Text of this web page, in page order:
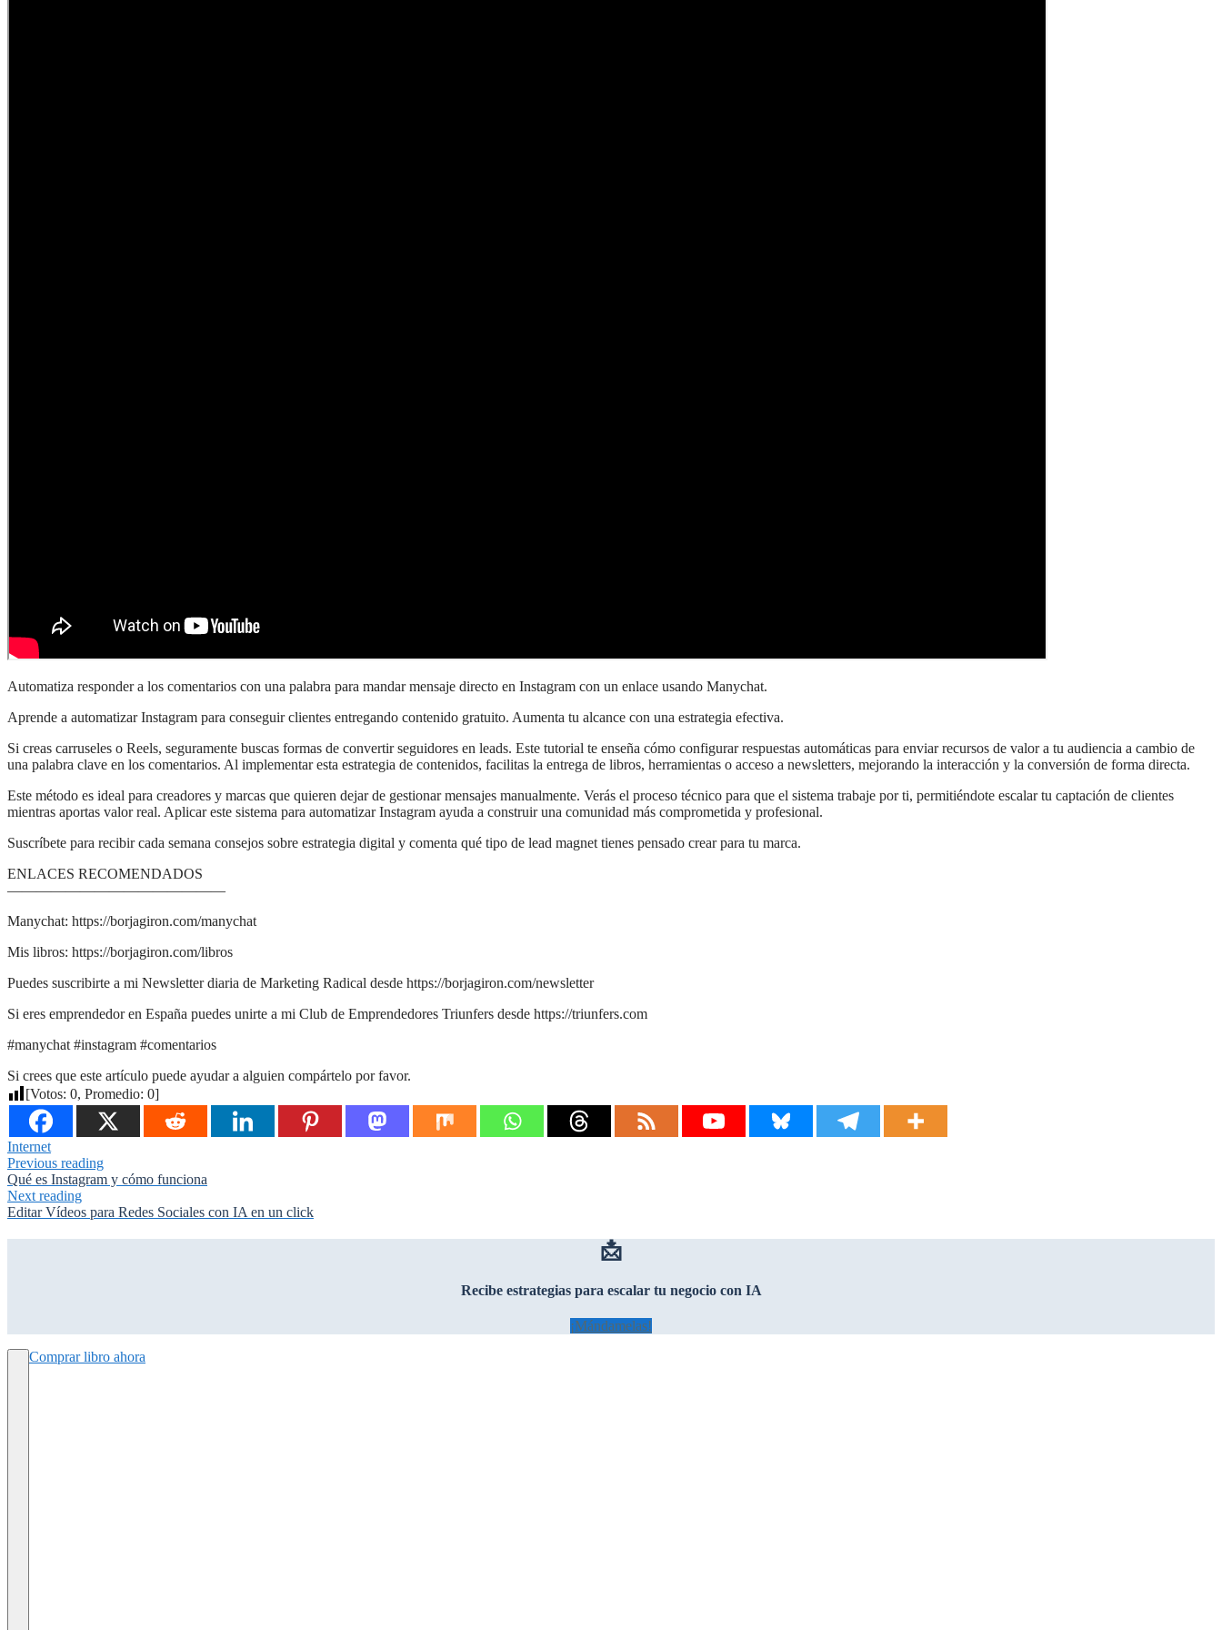
Automatiza responder a los comentarios con una palabra para mandar mensaje directo en Instagram con un enlace usando Manychat.
Aprende a automatizar Instagram para conseguir clientes entregando contenido gratuito. Aumenta tu alcance con una estrategia efectiva.
Si creas carruseles o Reels, seguramente buscas formas de convertir seguidores en leads. Este tutorial te enseña cómo configurar respuestas automáticas para enviar recursos de valor a tu audiencia a cambio de
una palabra clave en los comentarios. Al implementar esta estrategia de contenidos, facilitas la entrega de libros, herramientas o acceso a newsletters, mejorando la interacción y la conversión de forma directa.
Este método es ideal para creadores y marcas que quieren dejar de gestionar mensajes manualmente. Verás el proceso técnico para que el sistema trabaje por ti, permitiéndote escalar tu captación de clientes
mientras aportas valor real. Aplicar este sistema para automatizar Instagram ayuda a construir una comunidad más comprometida y profesional.
Suscríbete para recibir cada semana consejos sobre estrategia digital y comenta qué tipo de lead magnet tienes pensado crear para tu marca.
ENLACES RECOMENDADOS
———————————————
Manychat: https://borjagiron.com/manychat
Mis libros: https://borjagiron.com/libros
Puedes suscribirte a mi Newsletter diaria de Marketing Radical desde https://borjagiron.com/newsletter
Si eres emprendedor en España puedes unirte a mi Club de Emprendedores Triunfers desde https://triunfers.com
#manychat #instagram #comentarios
Si crees que este artículo puede ayudar a alguien compártelo por favor.
[Votos: 0, Promedio: 0]
Internet
Previous reading
Qué es Instagram y cómo funciona
Next reading
Editar Vídeos para Redes Sociales con IA en un click
📩
Recibe estrategias para escalar tu negocio con IA
¡Mándamelas!
Comprar libro ahora